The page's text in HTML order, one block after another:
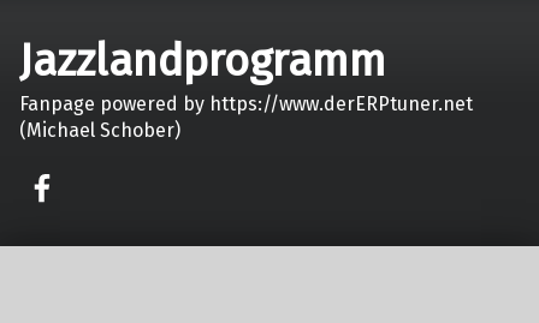
Jazzlandprogramm
Fanpage powered by https://www.derERPtuner.net
(Michael Schober)